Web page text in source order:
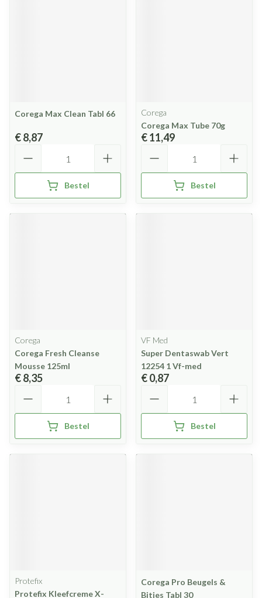
Corega Max Clean Tabl 66
€ 8,87
Bestel
Corega
Corega Max Tube 70g
€ 11,49
Bestel
Corega
Corega Fresh Cleanse
Mousse 125ml
€ 8,35
Bestel
VF Med
Super Dentaswab Vert
12254 1 Vf-med
€ 0,87
Bestel
Protefix
Protefix Kleefcreme X-
Corega Pro Beugels &
Bitjes Tabl 30